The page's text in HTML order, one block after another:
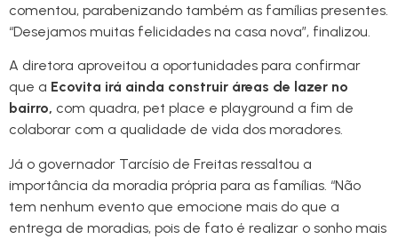
comentou, parabenizando também as famílias presentes.
“Desejamos muitas felicidades na casa nova”, finalizou.
A diretora aproveitou a oportunidades para confirmar
que a Ecovita irá ainda construir áreas de lazer no
bairro, com quadra, pet place e playground a fim de
colaborar com a qualidade de vida dos moradores.
Já o governador Tarcísio de Freitas ressaltou a
importância da moradia própria para as famílias. “Não
tem nenhum evento que emocione mais do que a
entrega de moradias, pois de fato é realizar o sonho mais